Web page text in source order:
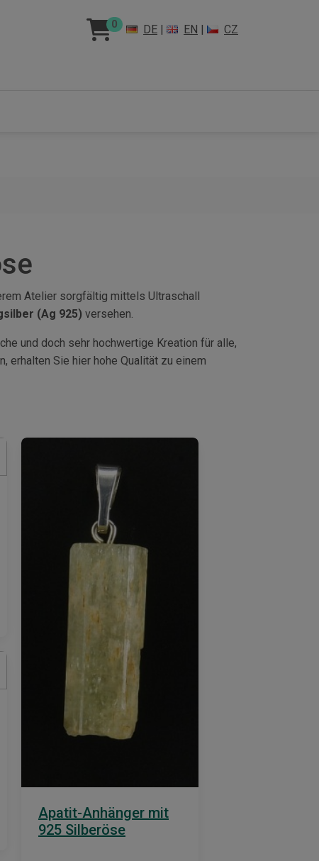
0 DE | EN | CZ
Atelier sorgfältig mittels Ultraschall
(Ag 925) versehen.
und doch sehr hochwertige Kreation für alle,
erhalten Sie hier hohe Qualität zu einem
Apatit-Anhänger mit
925 Silberöse